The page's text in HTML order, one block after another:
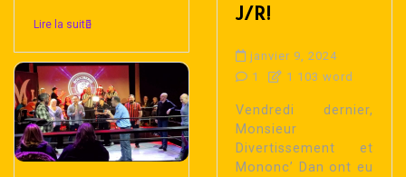
Lire la suite
J/R!
janvier 9, 2024
1
1 103 word
Vendredi dernier,
Monsieur
Divertissement et
Mononc’ Dan ont eu